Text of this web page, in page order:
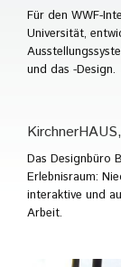
Für den WWF-
Universität,
und das -Design.
Das Designbüro
Erlebnisraum:
interaktive und
Arbeit.